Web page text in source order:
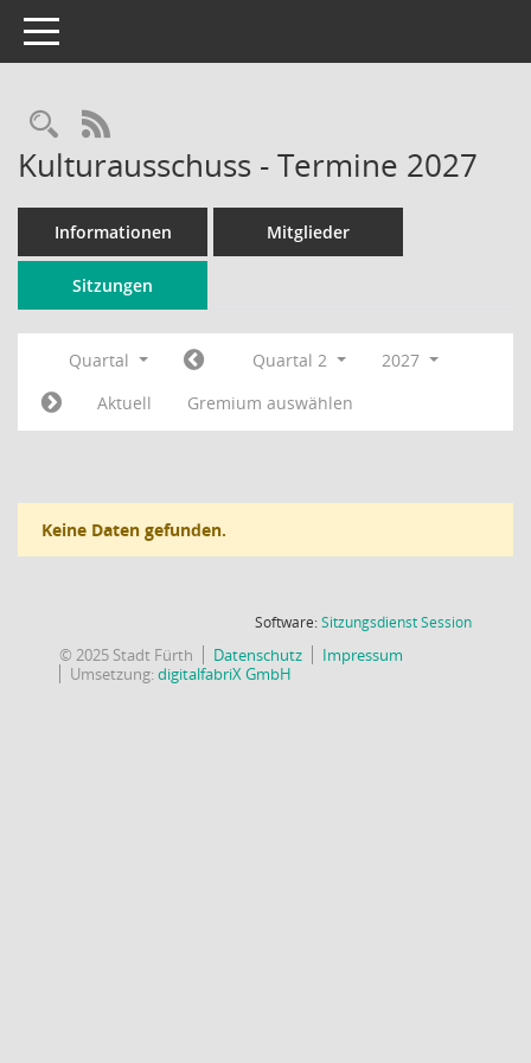
Toggle navigation
Rechercheauswahl
RSS-Feed
Kulturausschuss - Termine 2027
Informationen Mitglieder
Sitzungen
Quartal Quartal 2
2027
Aktuell
Gremium auswählen
Keine Daten gefunden.
Software:SitzungsdienstSession(Wird in
© 2025 Stadt Fürth Datenschutz
Impressum
Umsetzung:digitalfabriX GmbH